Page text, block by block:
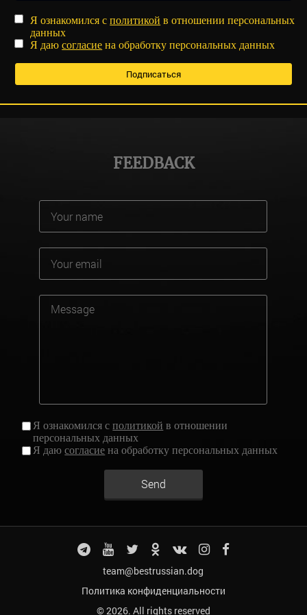
Я ознакомился сполитикой в отношении персональных
данных
Я даюсогласие на обработку персональных данных
FEEDBACK
Я ознакомился сполитикой в отношении
персональных данных
Я даюсогласие на обработку персональных данных
Send
team@bestrussian.dog
Политика конфиденциальности
© 2026. All rights reserved